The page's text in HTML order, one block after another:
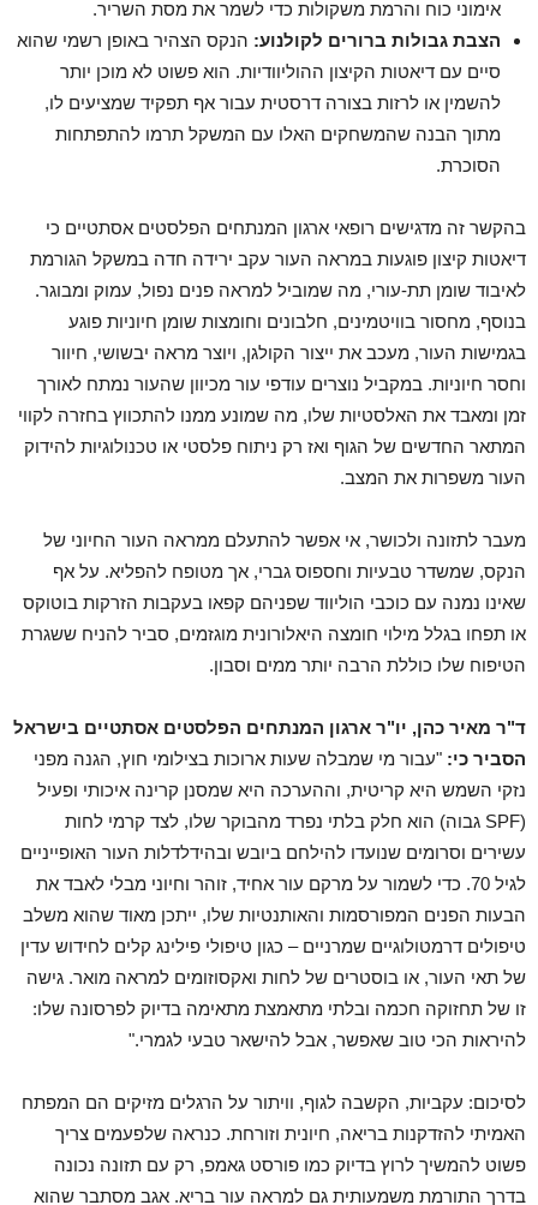
אימוני כוח והרמת משקולות כדי לשמר את מסת השריר.
הצבת גבולות ברורים לקולנוע: הנקס הצהיר באופן רשמי שהוא
סיים עם דיאטות הקיצון ההוליוודיות. הוא פשוט לא מוכן יותר
להשמין או לרזות בצורה דרסטית עבור אף תפקיד שמציעים לו,
מתוך הבנה שהמשחקים האלו עם המשקל תרמו להתפתחות
הסוכרת.
בהקשר זה מדגישים רופאי ארגון המנתחים הפלסטים אסתטיים כי
דיאטות קיצון פוגעות במראה העור עקב ירידה חדה במשקל הגורמת
לאיבוד שומן תת-עורי, מה שמוביל למראה פנים נפול, עמוק ומבוגר.
בנוסף, מחסור בוויטמינים, חלבונים וחומצות שומן חיוניות פוגע
בגמישות העור, מעכב את ייצור הקולגן, ויוצר מראה יבשושי, חיוור
וחסר חיוניות. במקביל נוצרים עודפי עור מכיוון שהעור נמתח לאורך
זמן ומאבד את האלסטיות שלו, מה שמונע ממנו להתכווץ בחזרה לקווי
המתאר החדשים של הגוף ואז רק ניתוח פלסטי או טכנולוגיות להידוק
העור משפרות את המצב.
מעבר לתזונה ולכושר, אי אפשר להתעלם ממראה העור החיוני של
הנקס, שמשדר טבעיות וחספוס גברי, אך מטופח להפליא. על אף
שאינו נמנה עם כוכבי הוליווד שפניהם קפאו בעקבות הזרקות בוטוקס
או תפחו בגלל מילוי חומצה היאלורונית מוגזמים, סביר להניח ששגרת
הטיפוח שלו כוללת הרבה יותר ממים וסבון.
ד"ר מאיר כהן, יו"ר ארגון המנתחים הפלסטים אסתטיים בישראל
הסביר כי: "עבור מי שמבלה שעות ארוכות בצילומי חוץ, הגנה מפני
נזקי השמש היא קריטית, וההערכה היא שמסנן קרינה איכותי ופעיל
(SPF גבוה) הוא חלק בלתי נפרד מהבוקר שלו, לצד קרמי לחות
עשירים וסרומים שנועדו להילחם ביובש ובהידלדלות העור האופייניים
לגיל 70. כדי לשמור על מרקם עור אחיד, זוהר וחיוני מבלי לאבד את
הבעות הפנים המפורסמות והאותנטיות שלו, ייתכן מאוד שהוא משלב
טיפולים דרמטולוגיים שמרניים – כגון טיפולי פילינג קלים לחידוש עדין
של תאי העור, או בוסטרים של לחות ואקסוזומים למראה מואר. גישה
זו של תחזוקה חכמה ובלתי מתאמצת מתאימה בדיוק לפרסונה שלו:
להיראות הכי טוב שאפשר, אבל להישאר טבעי לגמרי."
לסיכום: עקביות, הקשבה לגוף, וויתור על הרגלים מזיקים הם המפתח
האמיתי להזדקנות בריאה, חיונית וזורחת. כנראה שלפעמים צריך
פשוט להמשיך לרוץ בדיוק כמו פורסט גאמפ, רק עם תזונה נכונה
בדרך התורמת משמעותית גם למראה עור בריא. אגב מסתבר שהוא